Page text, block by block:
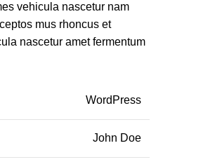
vehicula nascetur nam
mus rhoncus et
nascetur amet fermentum
WordPress
John Doe